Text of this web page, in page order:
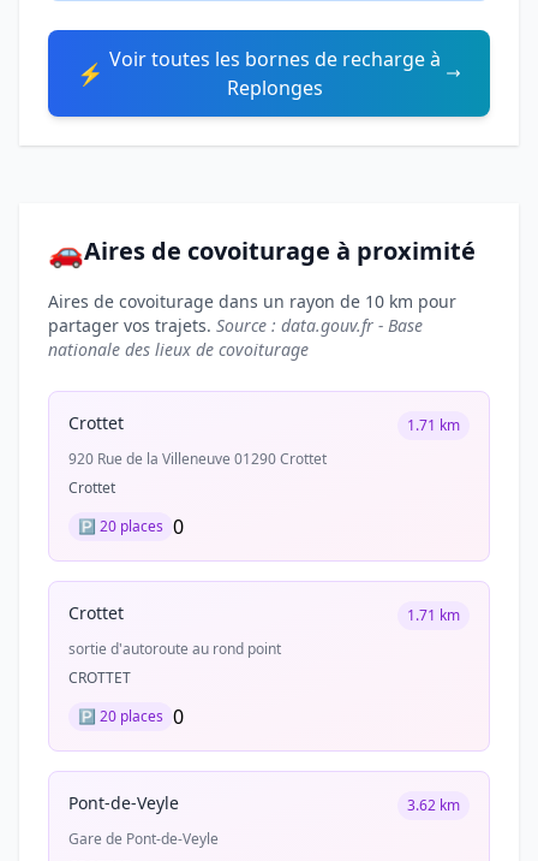
⚡ Voir toutes les bornes de recharge à
Replonges
🚗Aires de covoiturage à proximité
Aires de covoiturage dans un rayon de 10 km pour
partager vos trajets. Source : data.gouv.fr - Base
nationale des lieux de covoiturage
Crottet
1.71 km
920 Rue de la Villeneuve 01290 Crottet
Crottet
🅿️ 20 places 0
Crottet
1.71 km
sortie d'autoroute au rond point
CROTTET
🅿️ 20 places 0
Pont-de-Veyle
3.62 km
Gare de Pont-de-Veyle